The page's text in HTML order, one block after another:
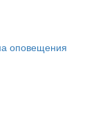
оповещения